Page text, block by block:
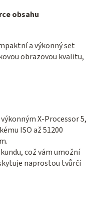
obsahu
a výkonný set
obrazovou kvalitu,
X-Processor 5,
ISO až 51200
což vám umožní
naprostou tvůrčí